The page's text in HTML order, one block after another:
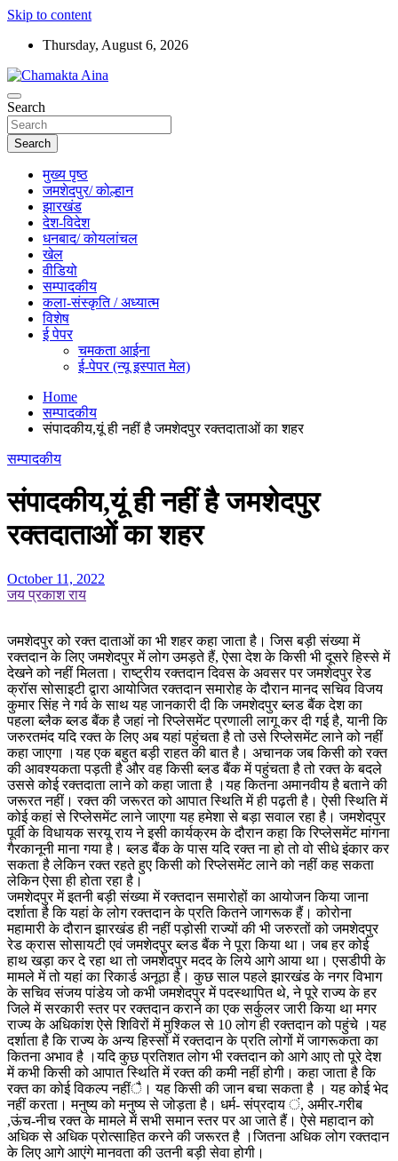
Skip to content
Thursday, August 6, 2026
Chamakta Aina
Hindi News Paper – Jharkhand
Search
Search
मुख्य पृष्ठ
जमशेदपुर/ कोल्हान
झारखंड
देश-विदेश
धनबाद/ कोयलांचल
खेल
वीडियो
सम्पादकीय
कला-संस्कृति / अध्यात्म
विशेष
ई पेपर
चमकता आईना
ई-पेपर (न्यू इस्पात मेल)
Home
सम्पादकीय
संपादकीय,यूं ही नहीं है जमशेदपुर रक्तदाताओं का शहर
सम्पादकीय
संपादकीय,यूं ही नहीं है जमशेदपुर
रक्तदाताओं का शहर
October 11, 2022
जय प्रकाश राय
जमशेदपुर को रक्त दाताओं का भी शहर कहा जाता है। जिस बड़ी संख्या में
रक्तदान के लिए जमशेदपुर में लोग उमड़ते हैं, ऐसा देश के किसी भी दूसरे हिस्से में
देखने को नहीं मिलता। राष्ट्रीय रक्तदान दिवस के अवसर पर जमशेदपुर रेड
क्रॉस सोसाइटी द्वारा आयोजित रक्तदान समारोह के दौरान मानद सचिव विजय
कुमार सिंह ने गर्व के साथ यह जानकारी दी कि जमशेदपुर ब्लड बैंक देश का
पहला ब्लैक ब्लड बैंक है जहां नो रिप्लेसमेंट प्रणाली लागू कर दी गई है, यानी कि
जरुरतमंद यदि रक्त के लिए अब यहां पहुंचता है तो उसे रिप्लेसमेंट लाने को नहीं
कहा जाएगा ।यह एक बहुत बड़ी राहत की बात है। अचानक जब किसी को रक्त
की आवश्यकता पड़ती है और वह किसी ब्लड बैंक में पहुंचता है तो रक्त के बदले
उससे कोई रक्तदाता लाने को कहा जाता है ।यह कितना अमानवीय है बताने की
जरूरत नहीं। रक्त की जरूरत को आपात स्थिति में ही पढ़ती है। ऐसी स्थिति में
कोई कहां से रिप्लेसमेंट लाने जाएगा यह हमेशा से बड़ा सवाल रहा है। जमशेदपुर
पूर्वी के विधायक सरयू राय ने इसी कार्यक्रम के दौरान कहा कि रिप्लेसमेंट मांगना
गैरकानूनी माना गया है। ब्लड बैंक के पास यदि रक्त ना हो तो वो सीधे इंकार कर
सकता है लेकिन रक्त रहते हुए किसी को रिप्लेसमेंट लाने को नहीं कह सकता
लेकिन ऐसा ही होता रहा है।
जमशेदपुर में इतनी बड़ी संख्या में रक्तदान समारोहों का आयोजन किया जाना
दर्शाता है कि यहां के लोग रक्तदान के प्रति कितने जागरूक हैं। कोरोना
महामारी के दौरान झारखंड ही नहीं पड़ोसी राज्यों की भी जरुरतों को जमशेदपुर
रेड क्रास सोसायटी एवं जमशेदपुर ब्लड बैंक ने पूरा किया था। जब हर कोई
हाथ खड़ा कर दे रहा था तो जमशेदपुर मदद के लिये आगे आया था। एसडीपी के
मामले में तो यहां का रिकार्ड अनूठा है। कुछ साल पहले झारखंड के नगर विभाग
के सचिव संजय पांडेय जो कभी जमशेदपुर में पदस्थापित थे, ने पूरे राज्य के हर
जिले में सरकारी स्तर पर रक्तदान कराने का एक सर्कुलर जारी किया था मगर
राज्य के अधिकांश ऐसे शिविरों में मुश्किल से 10 लोग ही रक्तदान को पहुंचे ।यह
दर्शाता है कि राज्य के अन्य हिस्सों में रक्तदान के प्रति लोगों में जागरूकता का
कितना अभाव है ।यदि कुछ प्रतिशत लोग भी रक्तदान को आगे आए तो पूरे देश
में कभी किसी को आपात स्थिति में रक्त की कमी नहीं होगी। कहा जाता है कि
रक्त का कोई विकल्प नहींै। यह किसी की जान बचा सकता है । यह कोई भेद
नहीं करता। मनुष्य को मनुष्य से जोड़ता है। धर्म- संप्रदाय ं, अमीर-गरीब
,ऊंच-नीच रक्त के मामले में सभी समान स्तर पर आ जाते हैं। ऐसे महादान को
अधिक से अधिक प्रोत्साहित करने की जरूरत है ।जितना अधिक लोग रक्तदान
के लिए आगे आएंगे मानवता की उतनी बड़ी सेवा होगी।